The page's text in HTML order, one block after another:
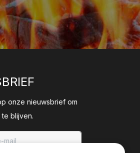
onze nieuwsbrief om
blijven.